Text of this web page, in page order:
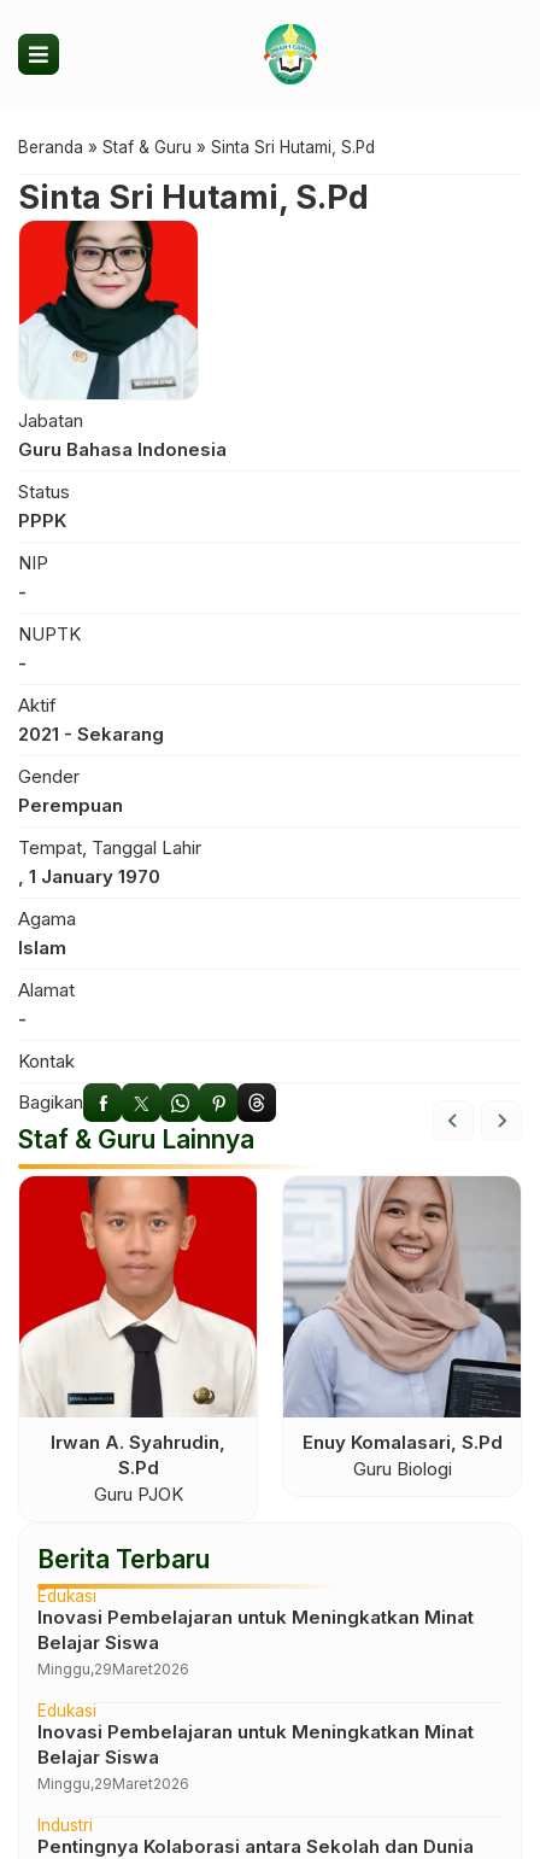
Beranda » Staf & Guru » Sinta Sri Hutami, S.Pd
Sinta Sri Hutami, S.Pd
Jabatan
Guru Bahasa Indonesia
Status
PPPK
NIP
-
NUPTK
-
Aktif
2021 - Sekarang
Gender
Perempuan
Tempat, Tanggal Lahir
, 1 January 1970
Agama
Islam
Alamat
-
Kontak
Bagikan
Staf & Guru Lainnya
Irwan A. Syahrudin,
S.Pd
Guru PJOK
Enuy Komalasari, S.Pd
Guru Biologi
Berita Terbaru
Edukasi
Inovasi Pembelajaran untuk Meningkatkan Minat
Belajar Siswa
Minggu,29Maret2026
Edukasi
Inovasi Pembelajaran untuk Meningkatkan Minat
Belajar Siswa
Minggu,29Maret2026
Industri
Pentingnya Kolaborasi antara Sekolah dan Dunia